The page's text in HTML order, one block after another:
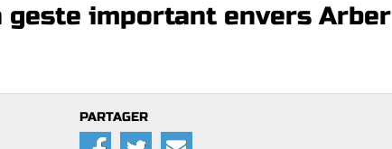
geste important envers Arber
PARTAGER